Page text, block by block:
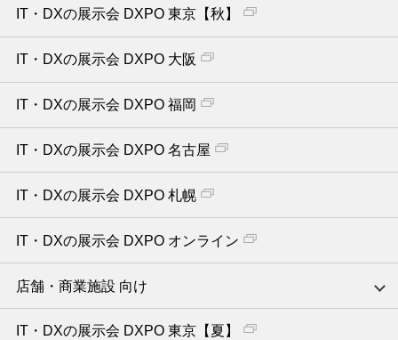
IT・DXの展示会 DXPO 東京【秋】
IT・DXの展示会 DXPO 大阪
IT・DXの展示会 DXPO 福岡
IT・DXの展示会 DXPO 名古屋
IT・DXの展示会 DXPO 札幌
IT・DXの展示会 DXPO オンライン
店舗・商業施設 向け
IT・DXの展示会 DXPO 東京【夏】